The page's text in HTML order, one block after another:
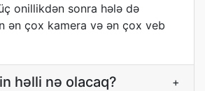
onillikdən sonra hələ də
ən çox kamera və ən çox veb
həlli nə olacaq? +